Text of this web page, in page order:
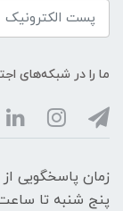
ما را در شبکه‌های
پنج شنبه تا ساعت